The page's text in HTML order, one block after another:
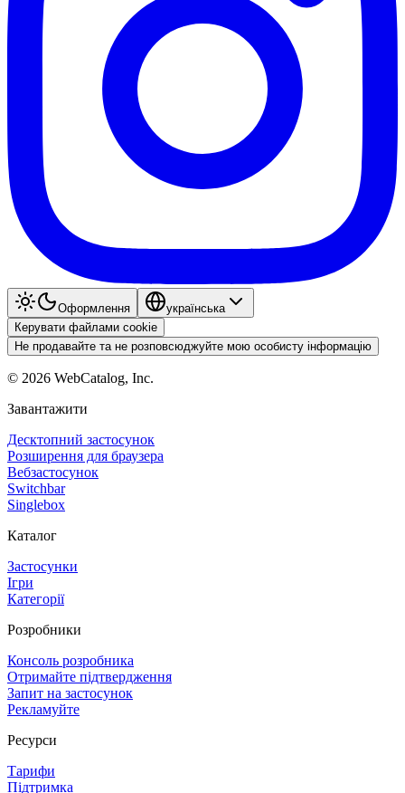
Оформлення
українська
Керувати файлами cookie
Не продавайте та не розповсюджуйте мою особисту інформацію
© 2026 WebCatalog, Inc.
Завантажити
Десктопний застосунок
Розширення для браузера
Вебзастосунок
Switchbar
Singlebox
Каталог
Застосунки
Ігри
Категорії
Розробники
Консоль розробника
Отримайте підтвердження
Запит на застосунок
Рекламуйте
Ресурси
Тарифи
Підтримка